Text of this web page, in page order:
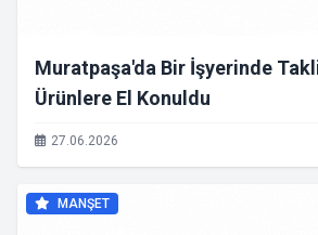
Muratpaşa'da Bir İşyerinde
Ürünlere El Konuldu
27.06.2026
MANŞET